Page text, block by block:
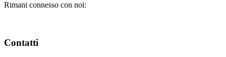
Rimani connesso con noi:
Contatti